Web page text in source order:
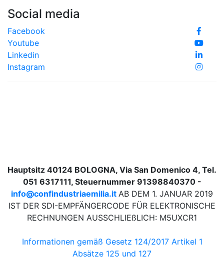
Social media
Facebook
Youtube
Linkedin
Instagram
Hauptsitz 40124 BOLOGNA, Via San Domenico 4, Tel.
051 6317111, Steuernummer 91398840370 -
info@confindustriaemilia.it AB DEM 1. JANUAR 2019
IST DER SDI-EMPFÄNGERCODE FÜR ELEKTRONISCHE
RECHNUNGEN AUSSCHLIEßLICH: M5UXCR1
Informationen gemäß Gesetz 124/2017 Artikel 1
Absätze 125 und 127